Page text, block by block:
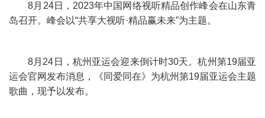
8月24日，2023年中国网络视听精品创作峰会在山东青
岛召开。峰会以“共享大视听·精品赢未来”为主题。
8月24日，杭州亚运会迎来倒计时30天。杭州第19届亚
运会官网发布消息，《同爱同在》为杭州第19届亚运会主题
歌曲，现予以发布。